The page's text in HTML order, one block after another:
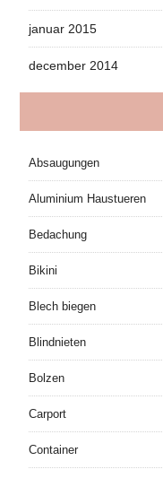
januar 2015
december 2014
Absaugungen
Aluminium Haustueren
Bedachung
Bikini
Blech biegen
Blindnieten
Bolzen
Carport
Container